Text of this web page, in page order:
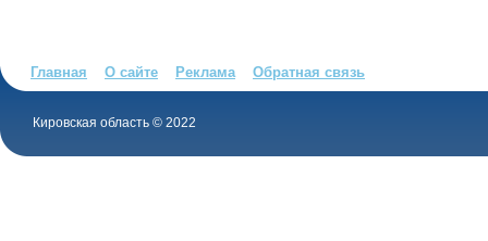
Главная О сайте Реклама Обратная связь
Кировская область © 2022